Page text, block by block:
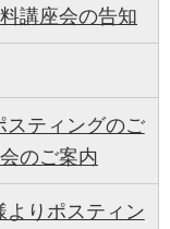
講座会の告知
スティングのご
のご案内
りポスティン